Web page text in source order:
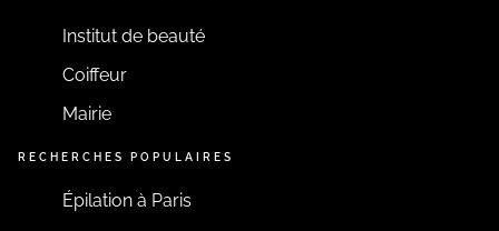
Institut de beauté
Coiffeur
Mairie
RECHERCHES POPULAIRES
Épilation à Paris